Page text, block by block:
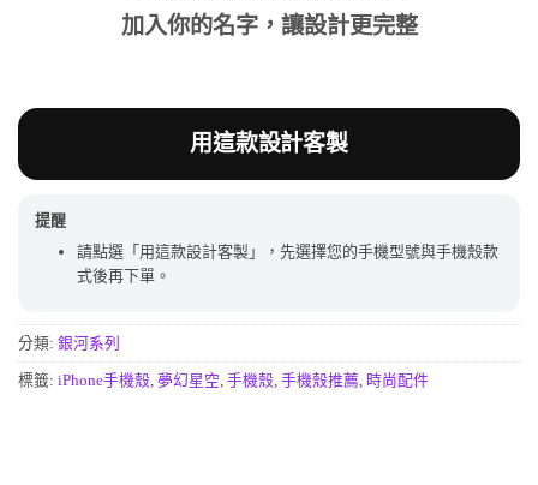
加入你的名字，讓設計更完整
用這款設計客製
提醒
請點選「用這款設計客製」，先選擇您的手機型號與手機殼款
式後再下單。
分類: 銀河系列
標籤: iPhone手機殼 夢幻星空 手機殼 手機殼推薦 時尚配件